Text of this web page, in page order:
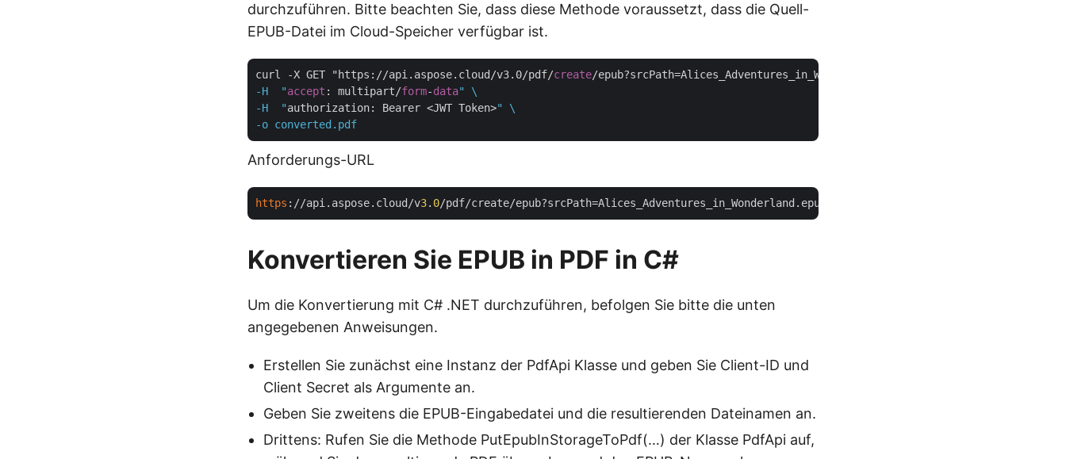
durchzuführen. Bitte beachten Sie, dass diese Methode voraussetzt, dass die Quell-
EPUB-Datei im Cloud-Speicher verfügbar ist.
curl -X GET "https://api.aspose.cloud/v3.0/pdf/create/epub?srcPath=Alices_Adventures_in_Wonderland.epub
-H  "accept : multipart/form-data" \
-H  "authorization: Bearer <JWT Token>" \
Anforderungs-URL
https ://api.aspose.cloud/v3. 0
Konvertieren Sie EPUB in PDF in C#
Um die Konvertierung mit C# .NET durchzuführen, befolgen Sie bitte die unten
angegebenen Anweisungen.
Erstellen Sie zunächst eine Instanz der PdfApi Klasse und geben Sie Client-ID und
Client Secret als Argumente an.
Geben Sie zweitens die EPUB-Eingabedatei und die resultierenden Dateinamen an.
Drittens: Rufen Sie die Methode PutEpubInStorageToPdf(…) der Klasse PdfApi auf,